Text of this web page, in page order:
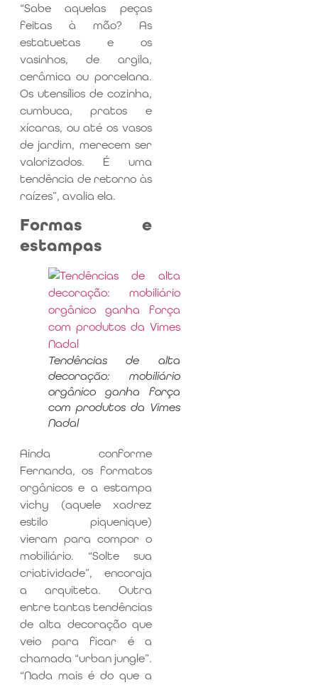
“Sabe aquelas peças
feitas à mão? As
estatuetas e os
vasinhos, de argila,
cerâmica ou porcelana.
Os utensílios de cozinha,
cumbuca, pratos e
xícaras, ou até os vasos
de jardim, merecem ser
valorizados. É uma
tendência de retorno às
raízes”, avalia ela.
Formas e
estampas
Tendências de alta
decoração: mobiliário
orgânico ganha força
com produtos da Vimes
Nadal
Ainda conforme
Fernanda, os formatos
orgânicos e a estampa
vichy (aquele xadrez
estilo piquenique)
vieram para compor o
mobiliário. “Solte sua
criatividade”, encoraja
a arquiteta. Outra
entre tantas tendências
de alta decoração que
veio para ficar é a
chamada “urban jungle”.
“Nada mais é do que a